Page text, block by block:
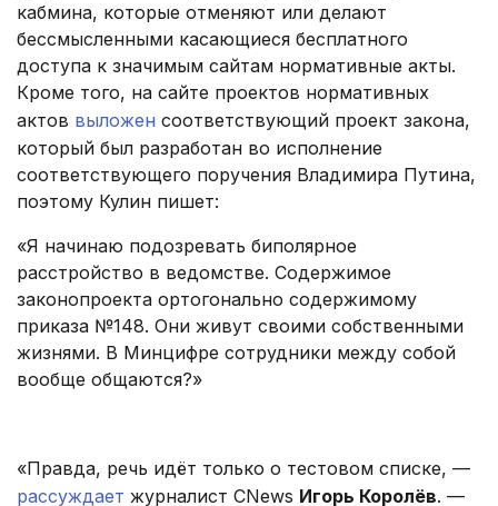
кабмина, которые отменяют или делают
бессмысленными касающиеся бесплатного
доступа к значимым сайтам нормативные акты.
Кроме того, на сайте проектов нормативных
актов выложен соответствующий проект закона,
который был разработан во исполнение
соответствующего поручения Владимира Путина,
поэтому Кулин пишет:
«Я начинаю подозревать биполярное
расстройство в ведомстве. Содержимое
законопроекта ортогонально содержимому
приказа №148. Они живут своими собственными
жизнями. В Минцифре сотрудники между собой
вообще общаются?»
«Правда, речь идёт только о тестовом списке, —
рассуждает журналист CNews Игорь Королёв. —